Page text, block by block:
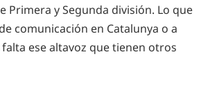
Primera y Segunda división. Lo que
comunicación en Catalunya o a
ese altavoz que tienen otros